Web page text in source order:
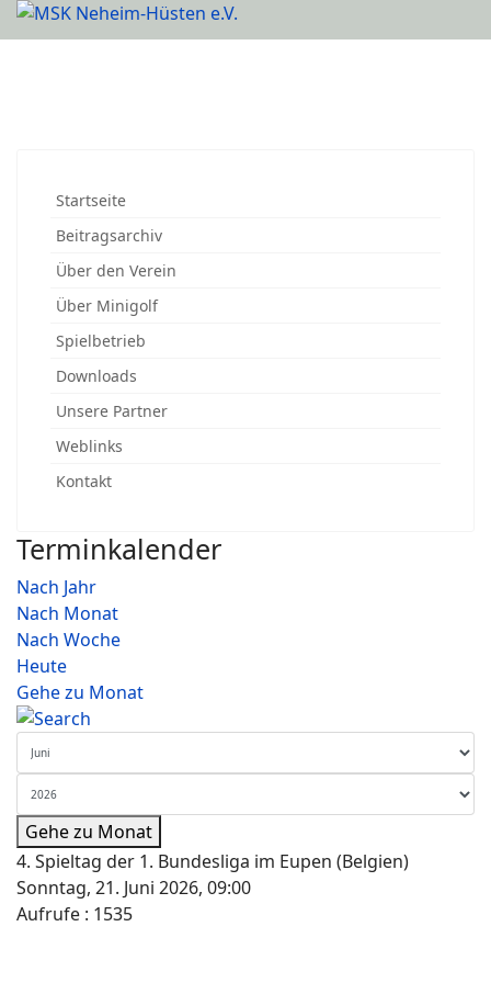
Startseite
Beitragsarchiv
Über den Verein
Über Minigolf
Spielbetrieb
Downloads
Unsere Partner
Weblinks
Kontakt
Terminkalender
Nach Jahr
Nach Monat
Nach Woche
Heute
Gehe zu Monat
Gehe zu Monat
4. Spieltag der 1. Bundesliga im Eupen (Belgien)
Sonntag, 21. Juni 2026, 09:00
Aufrufe : 1535